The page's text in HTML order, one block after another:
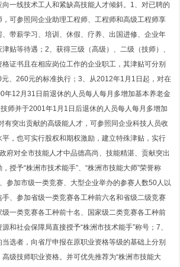
一线技术工人和紧缺高技能人才倾斜。1、对已聘的
可参照同企业助理工程师、工程师和高级工程师享
带薪学习、培训、休假、疗养、出国进修、企业年
贴等待遇；2、获得三级（高级）、二级（技师）、
证书且在相应岗位工作的企业职工，其津贴可分别
、260元的标准执行；3、从2012年1月1日起，对在
年12月31日前退休的人员每人每月多增加基本养老金
师并于2001年1月1日后退休的人员每人每月多增加
有突出贡献的高级能人才，可参照同企业科技人员收
平，也可实行股权和期权激励，建立特殊津贴，实行
府对全市技能人才中品德高尚、技能精湛、贡献突出
授予“株洲市技术能手”、“株洲市技能大师”荣誉称
参加市级一类竞赛、大型企业举办的参赛人数50人以
、参加省级一类竞赛各工种前六名和省级二级竞赛
一类竞赛各工种前十名、国家级二类竞赛各工种前
和社会保障局直接授予“株洲市技术能手”称号；7、
选者，向省厅申报在原职业资格等级的基础上分别
级技师职业资格。并可优先推荐为“株洲市技能大